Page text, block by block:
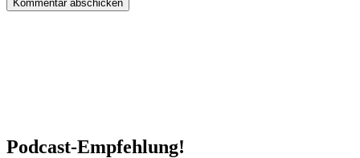
Podcast-Empfehlung!